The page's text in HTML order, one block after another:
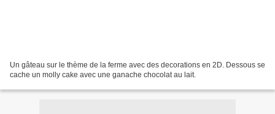
Un gâteau sur le thème de la ferme avec des decorations en 2D. Dessous se
cache un molly cake avec une ganache chocolat au lait.